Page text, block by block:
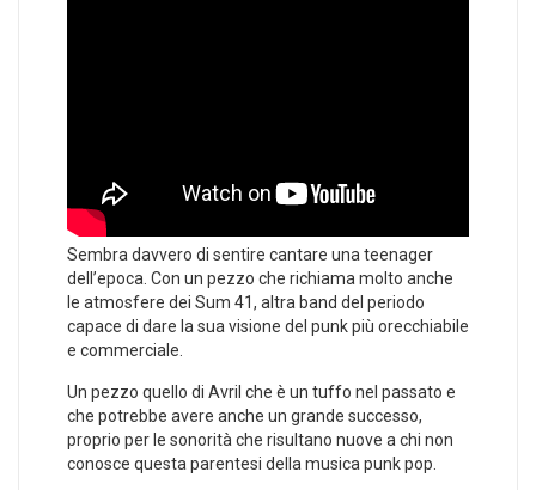
Sembra davvero di sentire cantare una teenager
dell’epoca. Con un pezzo che richiama molto anche
le atmosfere dei Sum 41, altra band del periodo
capace di dare la sua visione del punk più orecchiabile
e commerciale.
Un pezzo quello di Avril che è un tuffo nel passato e
che potrebbe avere anche un grande successo,
proprio per le sonorità che risultano nuove a chi non
conosce questa parentesi della musica punk pop.